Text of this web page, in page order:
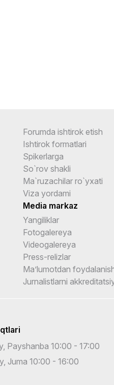
Forumda ishtirok etish
Ishtirok formatlari
Spikerlarga
So`rov shakli
Ma`ruzachilar ro`yxati
Viza yordami
Media markaz
Yangiliklar
Fotogalereya
Videogalereya
Press-relizlar
Ma’lumotdan
Jurnalistlarni
Payshanba 10:00 - 17:00
Juma 10:00 - 16:00